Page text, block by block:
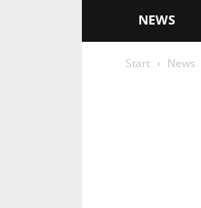
NEWS
Start News